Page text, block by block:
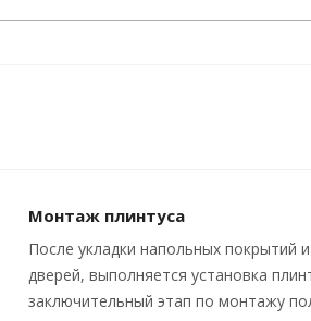
Монтаж плинтуса
После укладки напольных покрытий
дверей, выполняется установка
заключительный этап по монтажу